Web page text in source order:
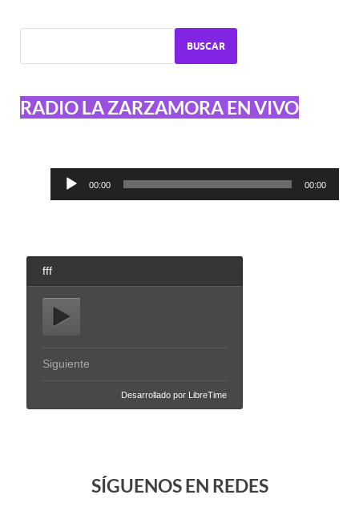
BUSCAR
RADIO LA ZARZAMORA EN VIVO
Reproductor
00:00 00:00
SÍGUENOS EN REDES